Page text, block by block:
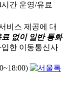
시간 운영/유료
비스 제공에 대
없이 일반 통화
한 이동통신사